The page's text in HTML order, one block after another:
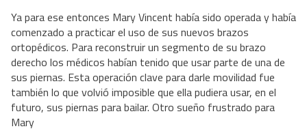
Ya para ese entonces Mary Vincent había sido operada y había
comenzado a practicar el uso de sus nuevos brazos
ortopédicos. Para reconstruir un segmento de su brazo
derecho los médicos habían tenido que usar parte de una de
sus piernas. Esta operación clave para darle movilidad fue
también lo que volvió imposible que ella pudiera usar, en el
futuro, sus piernas para bailar. Otro sueño frustrado para
Mary